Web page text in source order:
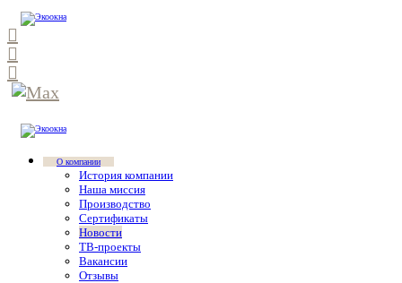
О компании
История компании
Наша миссия
Производство
Сертификаты
Новости
ТВ-проекты
Вакансии
Отзывы